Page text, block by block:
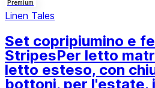
Premium
Linen Tales
Set copripiumino e
StripesPer letto
letto esteso, con
bottoni, per l'estate,